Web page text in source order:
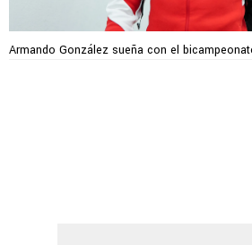
Armando González sueña con el